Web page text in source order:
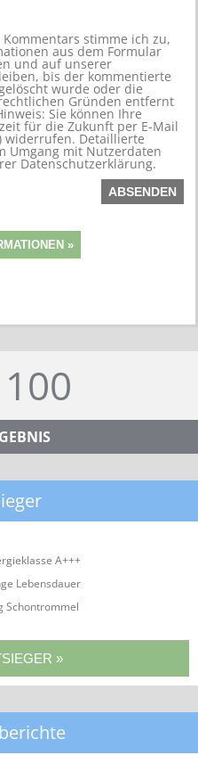
stimme ich zu,
aus dem Formular
und auf unserer
bis der kommentierte
wurde oder die
Gründen entfernt
Sie können Ihre
für die Zukunft per E-Mail
widerrufen. Detaillierte
Umgang mit Nutzerdaten
Datenschutzerklärung.
A+++
Lebensdauer
Schontrommel